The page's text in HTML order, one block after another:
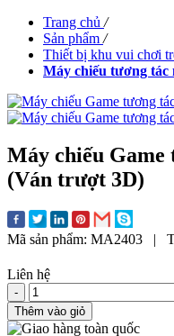
Trang chủ /
Sản phẩm /
Thiết bị khu vui chơi
Máy chiếu tương tác
Máy chiếu
(Ván trượt 3D)
Mã sản phẩm: MA2403 |
Liên hệ
-
Thêm vào giỏ